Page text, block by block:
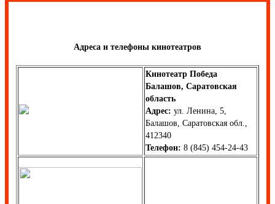
Адреса и телефоны кинотеатров
Кинотеатр Победа
Балашов, Саратовская
область
Адрес: ул. Ленина, 5,
Балашов, Саратовская обл.,
412340
Телефон: 8 (845) 454-24-43